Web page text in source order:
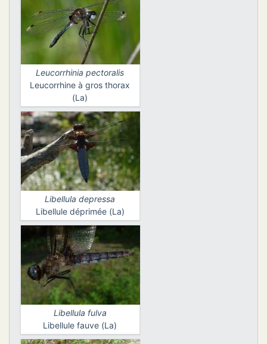
Leucorrhinia pectoralis
Leucorrhine à gros thorax
(La)
Libellula depressa
Libellule déprimée (La)
Libellula fulva
Libellule fauve (La)